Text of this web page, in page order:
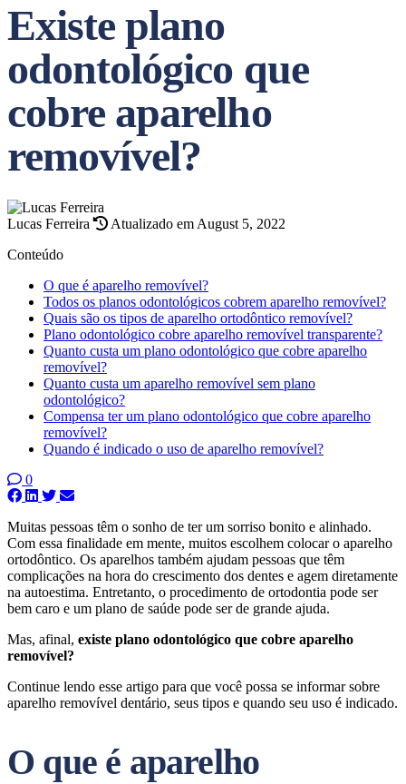
Existe plano
odontológico que
cobre aparelho
removível?
Lucas Ferreira
Atualizado em August 5, 2022
Conteúdo
O que é aparelho removível?
Todos os planos odontológicos cobrem aparelho removível?
Quais são os tipos de aparelho ortodôntico removível?
Plano odontológico cobre aparelho removível transparente?
Quanto custa um plano odontológico que cobre aparelho
removível?
Quanto custa um aparelho removível sem plano
odontológico?
Compensa ter um plano odontológico que cobre aparelho
removível?
Quando é indicado o uso de aparelho removível?
0
Muitas pessoas têm o sonho de ter um sorriso bonito e alinhado.
Com essa finalidade em mente, muitos escolhem colocar o aparelho
ortodôntico. Os aparelhos também ajudam pessoas que têm
complicações na hora do crescimento dos dentes e agem diretamente
na autoestima. Entretanto, o procedimento de ortodontia pode ser
bem caro e um plano de saúde pode ser de grande ajuda.
Mas, afinal, existe plano odontológico que cobre aparelho
removível?
Continue lendo esse artigo para que você possa se informar sobre
aparelho removível dentário, seus tipos e quando seu uso é indicado.
O que é aparelho